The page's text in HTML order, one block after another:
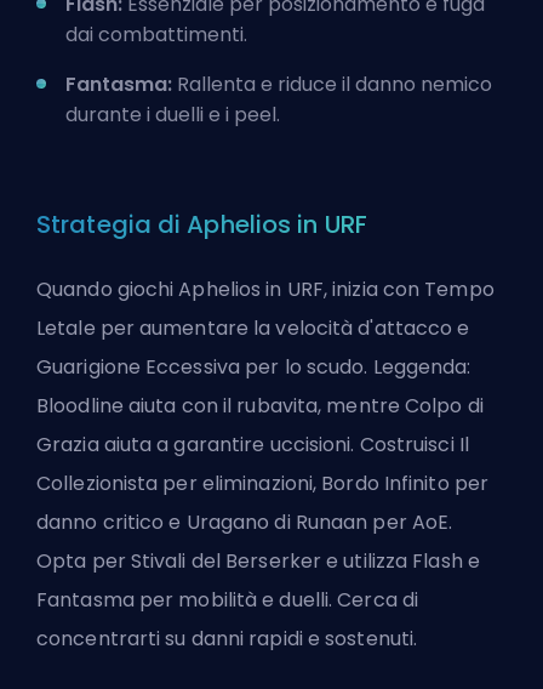
dai combattimenti.
Fantasma: Rallenta e riduce il danno nemico
durante i duelli e i peel.
Strategia di Aphelios in URF
Quando giochi Aphelios in URF, inizia con Tempo
Letale per aumentare la velocità d'attacco e
Guarigione Eccessiva per lo scudo. Leggenda:
Bloodline aiuta con il rubavita, mentre Colpo di
Grazia aiuta a garantire uccisioni. Costruisci Il
Collezionista per eliminazioni, Bordo Infinito per
danno critico e Uragano di Runaan per AoE.
Opta per Stivali del Berserker e utilizza Flash e
Fantasma per mobilità e duelli. Cerca di
concentrarti su danni rapidi e sostenuti.